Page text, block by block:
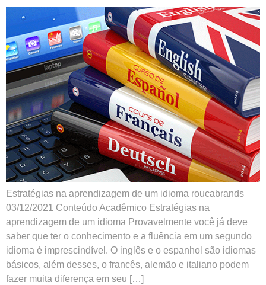
Estratégias na aprendizagem de um idioma roucabrands
03/12/2021 Conteúdo Acadêmico Estratégias na
aprendizagem de um idioma Provavelmente você já deve
saber que ter o conhecimento e a fluência em um segundo
idioma é imprescindível. O inglês e o espanhol são idiomas
básicos, além desses, o francês, alemão e italiano podem
fazer muita diferença em seu […]